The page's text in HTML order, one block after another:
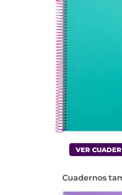
VER
Cuadernos